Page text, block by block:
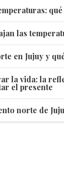
las
en Jujuy y
la vida: la
el presente
norte de